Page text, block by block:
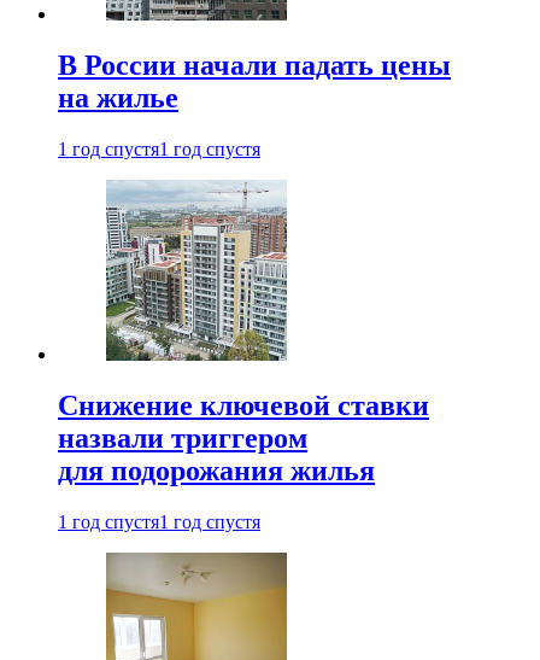
В России начали падать цены
на жилье
1 год спустя1 год спустя
Снижение ключевой ставки
назвали триггером
для подорожания жилья
1 год спустя1 год спустя